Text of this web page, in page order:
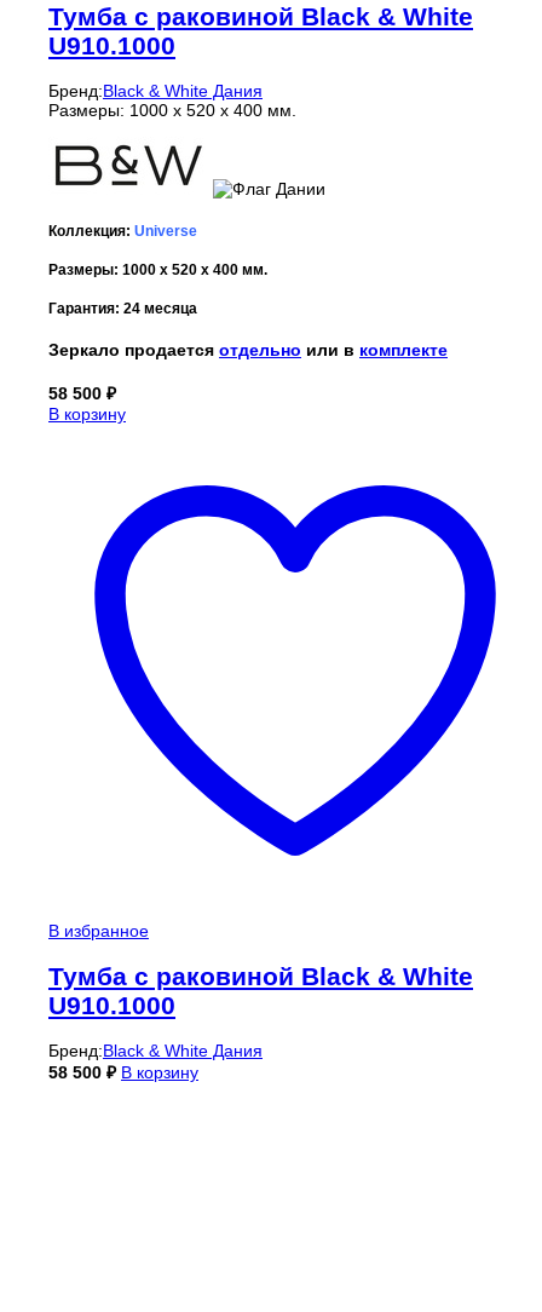
Тумба с раковиной Black & White
U910.1000
Бренд:Black & White Дания
Размеры: 1000 x 520 x 400 мм.
Коллекция: Universe
Размеры: 1000 x 520 x 400 мм.
Гарантия: 24 месяца
Зеркало продается отдельно или в комплекте
58 500 ₽
В корзину
В избранное
Тумба с раковиной Black & White
U910.1000
Бренд:Black & White Дания
58 500 ₽ В корзину